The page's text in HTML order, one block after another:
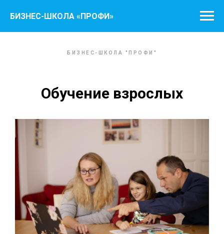
БИЗНЕС-ШКОЛА «ПРОФИ»
БИЗНЕС-ШКОЛА "ПРОФИ"
Обучение взрослых